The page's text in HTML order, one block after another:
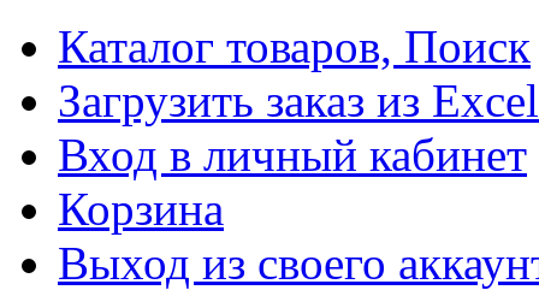
Каталог товаров, Поиск
Загрузить заказ из Excel
Вход в личный кабинет
Корзина
Выход из своего